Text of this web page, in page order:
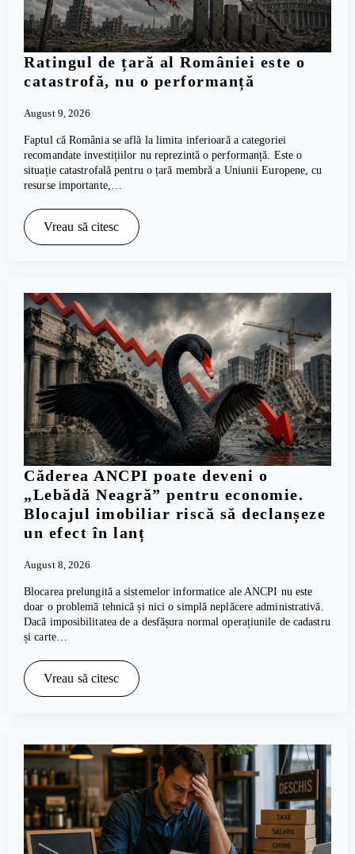
Ratingul de țară al României este o
catastrofă, nu o performanță
August 9, 2026
Faptul că România se află la limita inferioară a categoriei
recomandate investițiilor nu reprezintă o performanță. Este o
situație catastrofală pentru o țară membră a Uniunii Europene, cu
resurse importante,…
Vreau să citesc
Căderea ANCPI poate deveni o
„Lebădă Neagră” pentru economie.
Blocajul imobiliar riscă să declanșeze
un efect în lanț
August 8, 2026
Blocarea prelungită a sistemelor informatice ale ANCPI nu este
doar o problemă tehnică și nici o simplă neplăcere administrativă.
Dacă imposibilitatea de a desfășura normal operațiunile de cadastru
și carte…
Vreau să citesc